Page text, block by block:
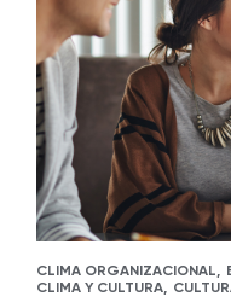
CLIMA ORGANIZACIONAL,
CLIMA Y CULTURA,